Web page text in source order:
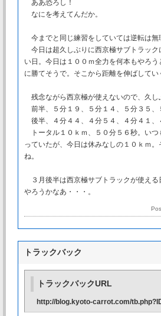
ああ恐ろし！
なにを考えてんだか。
今までと同じ練習をしていては逆転は無
今日は超久しぶりに西京極サブトラッ
い日。今日は１００ｍ全力を何本もやろ
に勝てそうで。そこから距離を伸ばしてい
残念ながら西京極が使えないので、久し
前半、５分１９、５分１４、５分３５、
後半、４分４４、４分５４、４分４１、
トータル１０ｋｍ、５０分５６秒。い
っていたが、今日は休みなしの１０ｋｍ
ね。
３月後半は西京極サブトラックが使え
やろうかなあ・・・。
トラックバック
トラックバックURL
http://blog.kyoto-carrot.com/